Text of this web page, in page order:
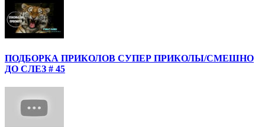
ПОДБОРКА ПРИКОЛОВ СУПЕР ПРИКОЛЫ/СМЕШНО
ДО СЛЕЗ # 45